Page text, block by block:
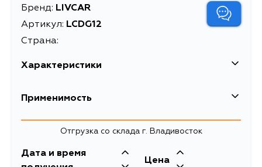
Бренд: LIVCAR
Артикул: LCDG12
Страна:
Характеристики
(комплект 10шт)
алюминиевая под
сливную пробку с
Применимость
Кузов Двигатель
Отгрузка со склада г. Владивосток
Дата и время
Цена